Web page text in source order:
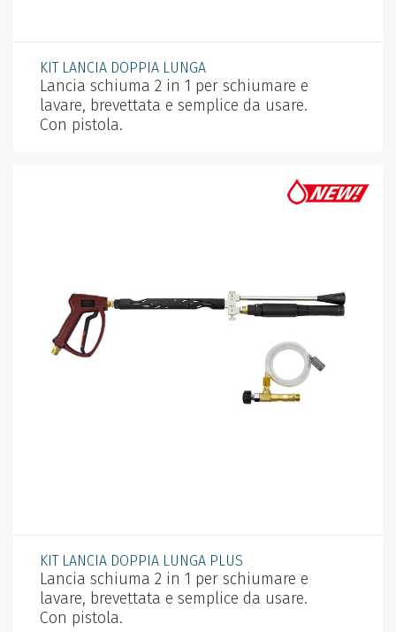
KIT LANCIA DOPPIA LUNGA
Lancia schiuma 2 in 1 per schiumare e
lavare, brevettata e semplice da usare.
Con pistola.
KIT LANCIA DOPPIA LUNGA PLUS
Lancia schiuma 2 in 1 per schiumare e
lavare, brevettata e semplice da usare.
Con pistola.